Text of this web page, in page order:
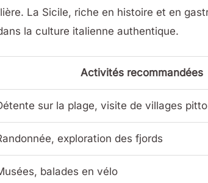
La Sicile, riche en histoire et en
la culture italienne authentique.
Activités recommandées
sur la plage, visite de villages
exploration des fjords
balades en vélo